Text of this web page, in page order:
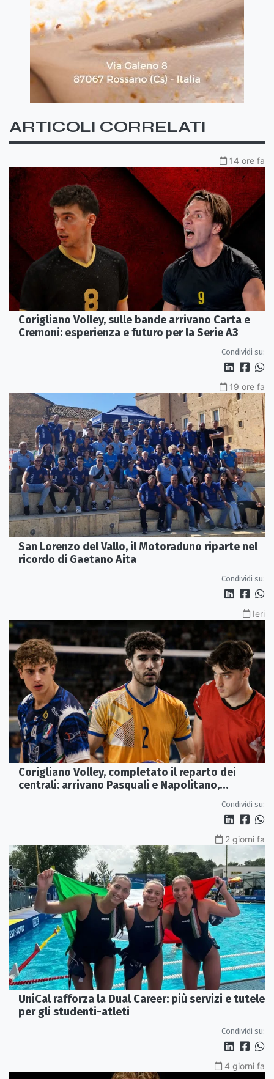
ARTICOLI CORRELATI
14 ore fa
Corigliano Volley, sulle bande arrivano Carta e
Cremoni: esperienza e futuro per la Serie A3
Condividi su:
19 ore fa
San Lorenzo del Vallo, il Motoraduno riparte nel
ricordo di Gaetano Aita
Condividi su:
Ieri
Corigliano Volley, completato il reparto dei
centrali: arrivano Pasquali e Napolitano,
Condividi su:
2 giorni fa
UniCal rafforza la Dual Career: più servizi e tutele
per gli studenti-atleti
Condividi su:
4 giorni fa